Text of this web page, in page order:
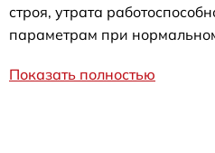
строя, утрата
параметрам при
Показать полностью